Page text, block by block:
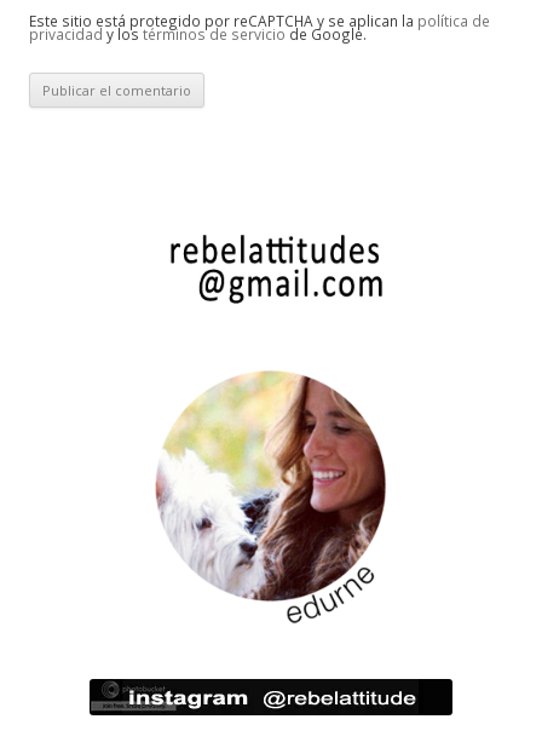
Este sitio está protegido por reCAPTCHA y se aplican la política de
privacidad y los términos de servicio de Google.